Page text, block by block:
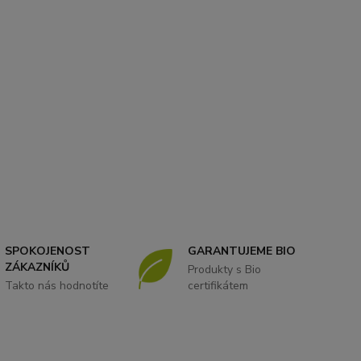
SPOKOJENOST
ZÁKAZNÍKŮ
Takto nás hodnotíte
GARANTUJEME BIO
Produkty s Bio
certifikátem